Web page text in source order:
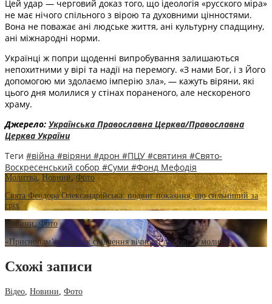
Цей удар — черговий доказ того, що ідеологія «русского міра»
не має нічого спільного з вірою та духовними цінностями.
Вона не поважає ані людське життя, ані культурну спадщину,
ані міжнародні норми.
Українці ж попри щоденні випробування залишаються
непохитними у вірі та надії на перемогу. «З нами Бог, і з Його
допомогою ми здолаємо імперію зла», — кажуть віряни, які
цього дня молилися у стінах пораненого, але нескореного
храму.
Джерело: Українська Православна Церква/Православна
Церква України
Теги #війна #віряни #дрон #ПЦУ #святиня #Свято-
Воскресенський собор #Суми #Фонд Мефодія
Молитва,Новини Фото
Свята Феодора Олександрійська: подвиг покаяння, що сильніший за
гріх
Новини,Фото
«Приснопам’ятний» як свідчення вічності любові та молитви
Схожі записи
Відео, Новини, Фото